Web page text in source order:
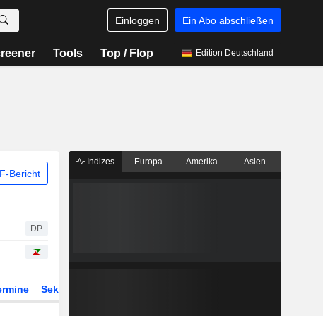
Einloggen Ein Abo abschließen
Tools Top / Flop Edition Deutschland
Bericht
DP
Sektor
Indizes Europa Amerika Asien